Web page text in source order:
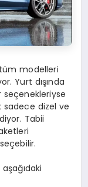
modelleri
Yurt dışında
sadece dizel ve
Tabii